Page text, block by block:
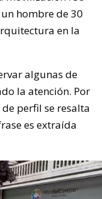
hombre de 30
en la
algunas de
la atención. Por
perfil se resalta
es extraída